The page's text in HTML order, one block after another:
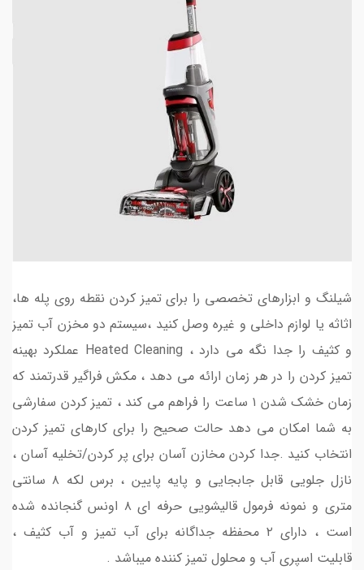
شیلنگ و ابزارهای تخصصی را برای تمیز کردن نقطه روی پله ها،
اثاثه یا لوازم داخلی و غیره وصل کنید ،سیستم دو مخزن آب تمیز
و کثیف را جدا نگه می دارد ، Heated Cleaning عملکرد بهینه
تمیز کردن را در هر زمان ارائه می دهد ، مکش فراگیر قدرتمند که
زمان خشک شدن ۱ ساعت را فراهم می کند ، تمیز کردن سفارشی
به شما امکان می دهد حالت صحیح را برای کارهای تمیز کردن
انتخاب کنید .جدا کردن مخازن آسان برای پر کردن/تخلیه آسان ،
نازل جلویی قابل جابجایی و پایه پایین ، برس لکه ۸ سانتی
متری و نمونه فرمول قالیشویی حرفه ای ۸ اونس گنجانده شده
است ، دارای ۲ محفظه جداگانه برای آب تمیز و آب کثیف ،
قابلیت اسپری آب و محلول تمیز کننده میباشد .